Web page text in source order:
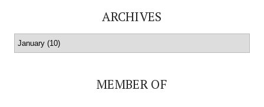
ARCHIVES
MEMBER OF